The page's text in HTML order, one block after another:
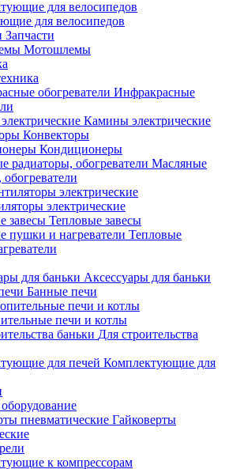
для велосипедов
Запчасти
Мотошлемы
Инфракрасные
Камины электрические
Конвекторы
Кондиционеры
Масляные
электрические
Тепловые завесы
Тепловые
Аксессуары для баньки
Банные печи
печи и котлы
Для строительства
Комплектующие для
Гайковерты